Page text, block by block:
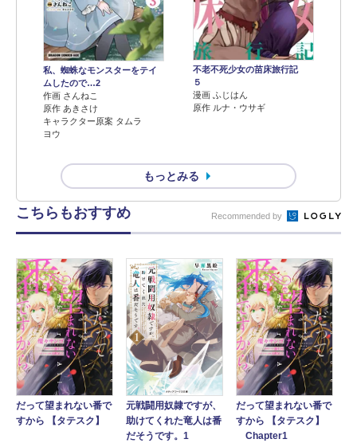
私、蜘蛛なモンスターをテイ
ムしたので…2
作画 さんねこ
原作 あきさけ
キャラクター原案 タムラ
ヨウ
不老不死少女の苗床旅行記
５
漫画 ふじはん
原作 ルナ・ウサギ
もっとみる
こちらもおすすめ Recommended by
だって望まれない番で
すから 【タテスク】
元戦闘用奴隷ですが、
助けてくれた竜人は番
だそうです。1
だって望まれない番で
すから 【タテスク】
Chapter1